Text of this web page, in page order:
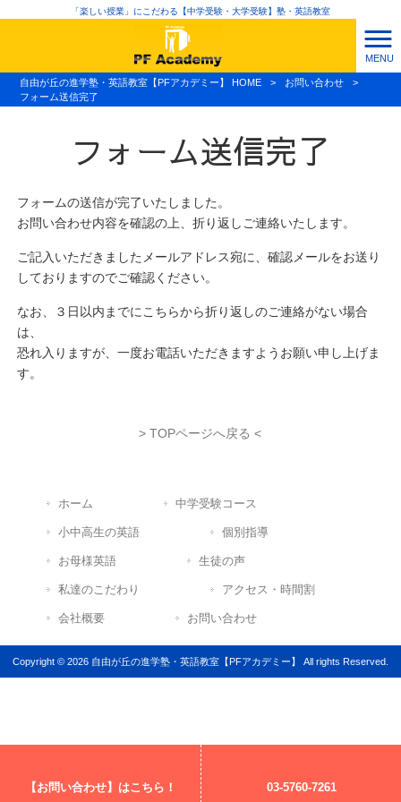
「楽しい授業」にこだわる【中学受験・大学受験】塾・英語教室
MENU
自由が丘の進学塾・英語教室【PFアカデミー】 HOME > お問い合わせ
>
フォーム送信完了
フォーム送信完了
フォームの送信が完了いたしました。
お問い合わせ内容を確認の上、折り返しご連絡いたします。
ご記入いただきましたメールアドレス宛に、確認メールをお送り
しておりますのでご確認ください。
なお、３日以内までにこちらから折り返しのご連絡がない場合
は、
恐れ入りますが、一度お電話いただきますようお願い申し上げま
す。
> TOPページへ戻る <
ホーム 中学受験コース
小中高生の英語 個別指導
お母様英語 生徒の声
私達のこだわり アクセス・時間割
会社概要 お問い合わせ
Copyright © 2026 自由が丘の進学塾・英語教室【PFアカデミー】 All rights Reserved.
【お問い合わせ】はこちら！ 03-5760-7261